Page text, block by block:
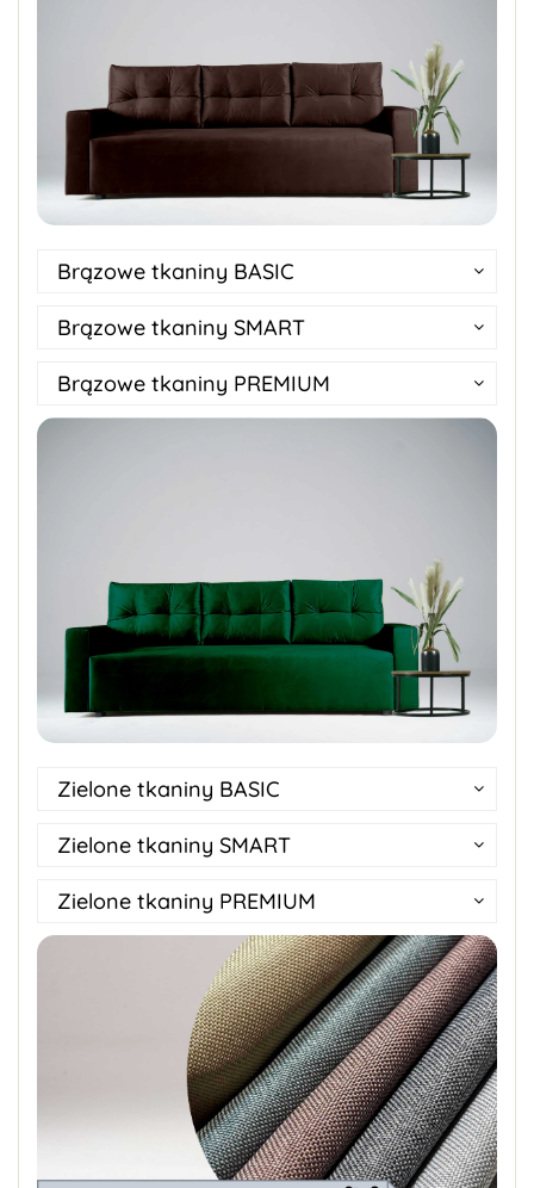
Brązowe tkaniny BASIC
Brązowe tkaniny SMART
Brązowe tkaniny PREMIUM
Zielone tkaniny BASIC
Zielone tkaniny SMART
Zielone tkaniny PREMIUM